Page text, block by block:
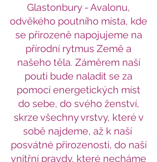
Glastonbury - Avalonu,
odvěkého poutního místa, kde
se přirozeně napojujeme na
přírodní rytmus Země a
našeho těla. Záměrem naší
pouti bude naladit se za
pomocí energetických míst
do sebe, do svého ženství,
skrze všechny vrstvy, které v
sobě najdeme, až k naší
posvátné přirozenosti, do naší
vnitřní pravdy, které necháme